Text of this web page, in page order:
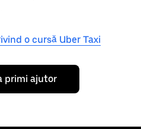
o cursă Uber Taxi
primi ajutor